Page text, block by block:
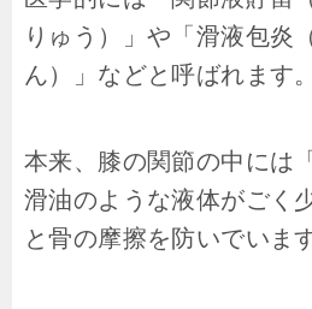
りゅう）」や「滑液包炎
ん）」などと呼ばれます。
本来、膝の関節の中には
滑油のような液体がごく
と骨の摩擦を防いでいます